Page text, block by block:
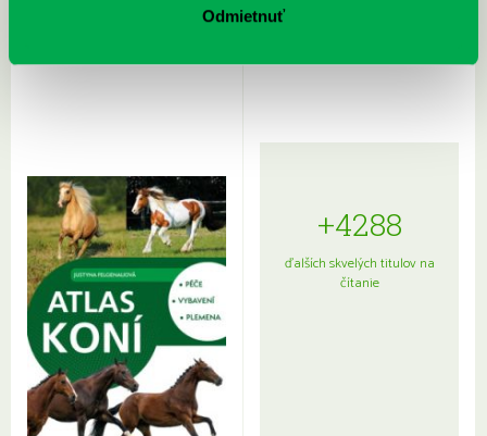
Odmietnuť
Rudź, Przemyslaw: Atlas hviezd:
Hardy, Paula: Japonsko na tanieri:
+4288
ďalších skvelých titulov na
čítanie